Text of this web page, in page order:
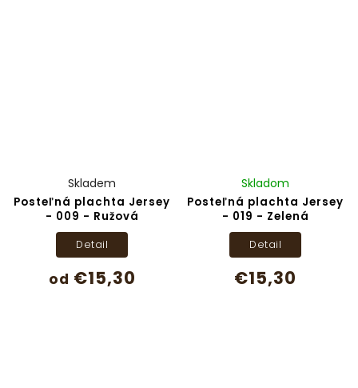
Posteľná plachta Jersey
- 009 - Ružová
Skladem
od €15,30
Detail
Posteľná plachta Jersey
- 019 - Zelená
Skladom
€15,30
Detail